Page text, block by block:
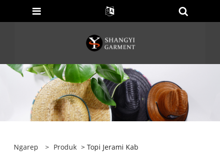
Ngarep > Produk > Topi Jerami Kab